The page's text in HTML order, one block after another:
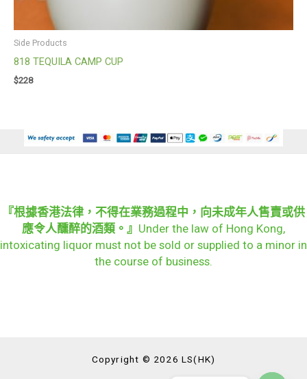
Side Products
818 TEQUILA CAMP CUP
$228
『根據香港法律，不得在業務過程中，向未成年人售賣或供
應令人醺醉的酒類。』 Under the law of Hong Kong,
intoxicating liquor must not be sold or supplied to a minor in
the course of business.
Copyright © 2026 LS(HK)